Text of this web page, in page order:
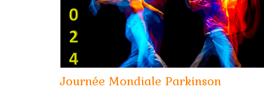
Journée Mondiale Parkinson